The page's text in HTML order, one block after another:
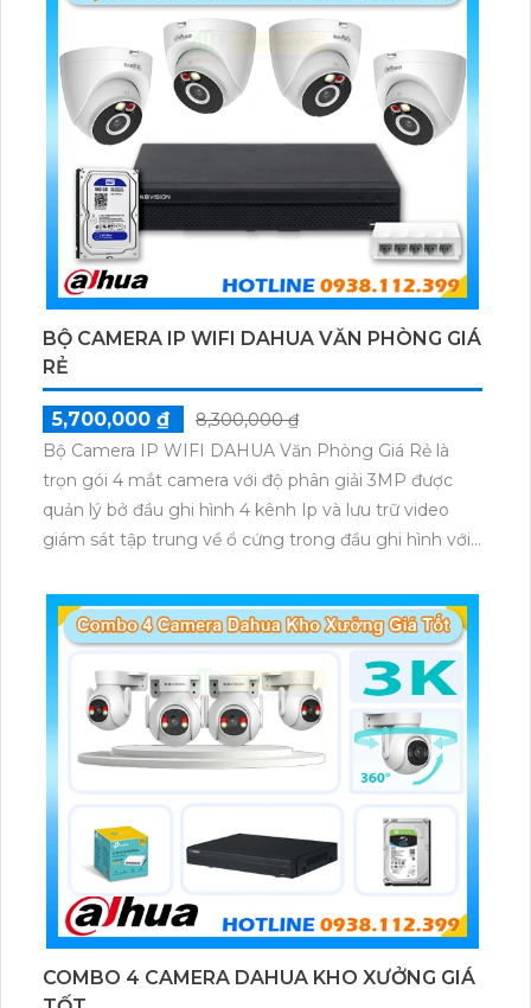
BỘ CAMERA IP WIFI DAHUA VĂN PHÒNG GIÁ
RẺ
5,700,000 ₫
8,300,000 ₫
Bộ Camera IP WIFI DAHUA Văn Phòng Giá Rẻ là
trọn gói 4 mắt camera với độ phân giải 3MP được
quản lý bở đầu ghi hình 4 kênh Ip và lưu trữ video
giám sát tập trung về ổ cứng trong đầu ghi hình với
động, đàm thoại âm thanh 2 chiều và giám sát có
màu vào ban đêm
COMBO 4 CAMERA DAHUA KHO XƯỞNG GIÁ